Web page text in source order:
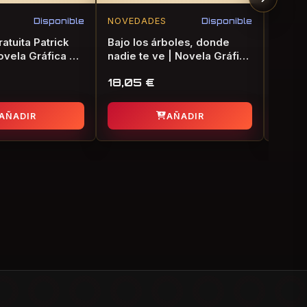
Disponible
Patrick
Gráfica de
NOVEDADES Disponible
Bajo los árboles, donde
nadie te ve | Novela Gráfica
18,05 €
AÑADIR